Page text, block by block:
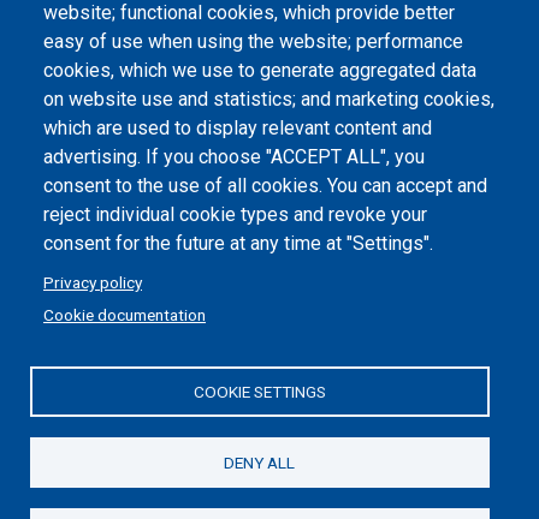
website; functional cookies, which provide better
easy of use when using the website; performance
cookies, which we use to generate aggregated data
on website use and statistics; and marketing cookies,
which are used to display relevant content and
advertising. If you choose "ACCEPT ALL", you
consent to the use of all cookies. You can accept and
reject individual cookie types and revoke your
consent for the future at any time at "Settings".
Privacy policy
Cookie documentation
COOKIE SETTINGS
DENY ALL
Dichiarazione di accessibilità
Cookie settings
Politecnico di Torino | Corso Duca degli Abruzzi, 24 | 10129
Torino, ITALY | P.IVA/C.F. 00518460019 | PEC